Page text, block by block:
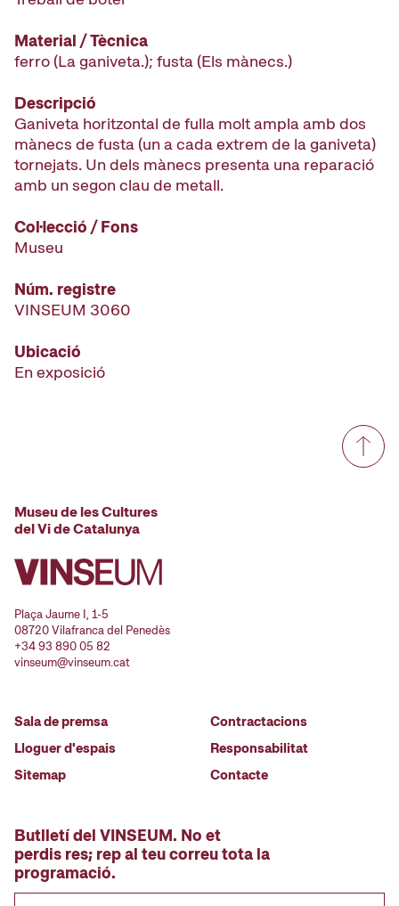
Material / Tècnica
ferro (La ganiveta.); fusta (Els mànecs.)
Descripció
Ganiveta horitzontal de fulla molt ampla amb dos
mànecs de fusta (un a cada extrem de la ganiveta)
tornejats. Un dels mànecs presenta una reparació
amb un segon clau de metall.
Col·lecció / Fons
Museu
Núm. registre
VINSEUM 3060
Ubicació
En exposició
Museu de les Cultures
del Vi de Catalunya
Plaça Jaume I, 1-5
08720 Vilafranca del Penedès
+34 93 890 05 82
vinseum@vinseum.cat
Sala de premsa
Lloguer d'espais
Sitemap
Contractacions
Responsabilitat
Contacte
Butlletí del VINSEUM. No et
perdis res; rep al teu correu tota la
programació.